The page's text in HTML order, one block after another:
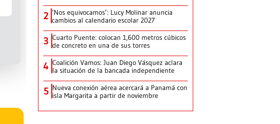
2 ‘Nos equivocamos’: Lucy Molinar anuncia
cambios al calendario escolar 2027
3 Cuarto Puente: colocan 1,600 metros cúbicos
de concreto en una de sus torres
4 Coalición Vamos: Juan Diego Vásquez aclara
la situación de la bancada independiente
5 Nueva conexión aérea acercará a Panamá con
isla Margarita a partir de noviembre